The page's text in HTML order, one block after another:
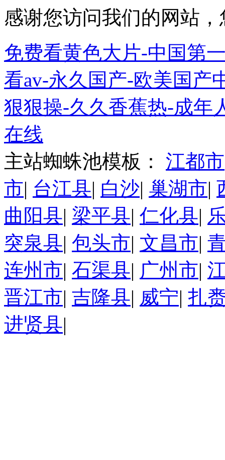
感谢您访问我们的网站
免费看黄色大片-中国第
看av-永久国产-欧美国产
狠狠操-久久香蕉热-成年
在线
主站蜘蛛池模板： 江都市
市| 台江县| 白沙| 巢湖市|
曲阳县| 梁平县| 仁化县|
突泉县| 包头市| 文昌市|
连州市| 石渠县| 广州市|
晋江市| 吉隆县| 威宁| 扎
进贤县|